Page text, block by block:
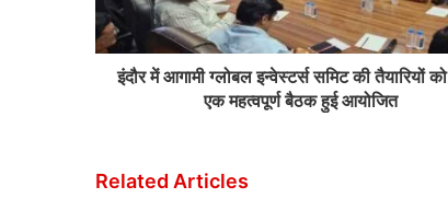
इंदौर में आगामी ग्लोबल इन्वेस्टर्स समिट की तैयारियों
एक महत्वपूर्ण बैठक हुई आयोजित
Related Articles